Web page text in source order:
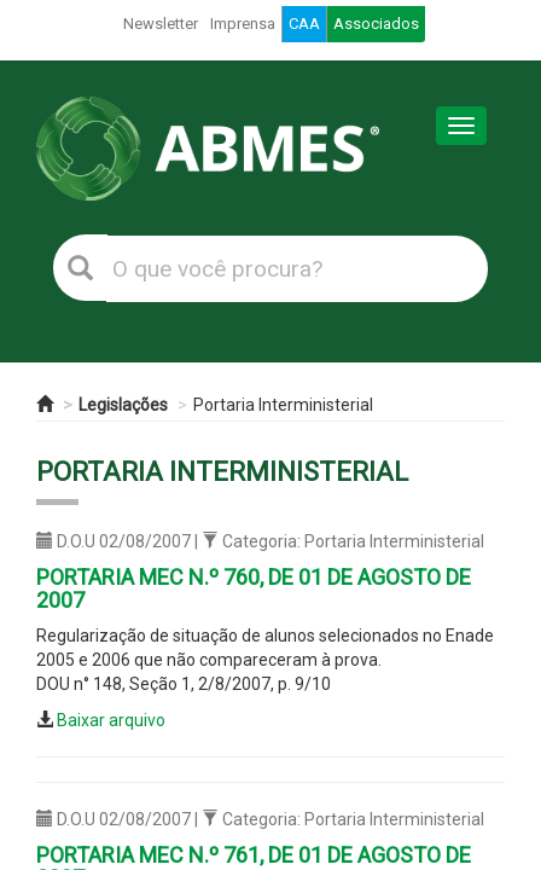
Newsletter Imprensa CAA Associados
Toggle
Legislações Portaria Interministerial
PORTARIA INTERMINISTERIAL
D.O.U 02/08/2007 | Categoria: Portaria Interministerial
PORTARIA MEC N.º 760, DE 01 DE AGOSTO DE
2007
Regularização de situação de alunos selecionados no Enade
2005 e 2006 que não compareceram à prova.
DOU n° 148, Seção 1, 2/8/2007, p. 9/10
Baixar arquivo
D.O.U 02/08/2007 | Categoria: Portaria Interministerial
PORTARIA MEC N.º 761, DE 01 DE AGOSTO DE